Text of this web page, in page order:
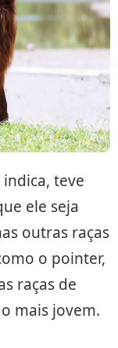
teve
ele seja
outras raças
o pointer,
raças de
mais jovem.